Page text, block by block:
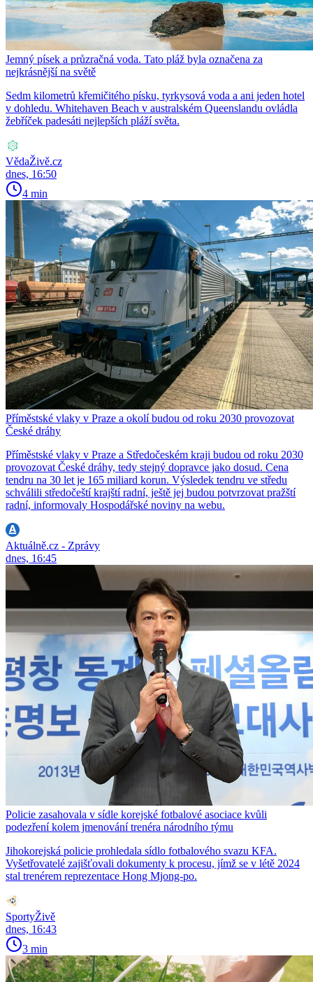
Jemný písek a průzračná voda. Tato pláž byla označena za
nejkrásnější na světě
Sedm kilometrů křemičitého písku, tyrkysová voda a ani jeden hotel
v dohledu. Whitehaven Beach v australském Queenslandu ovládla
žebříček padesáti nejlepších pláží světa.
VědaŽivě.cz
dnes, 16:50
4 min
Příměstské vlaky v Praze a okolí budou od roku 2030 provozovat
České dráhy
Příměstské vlaky v Praze a Středočeském kraji budou od roku 2030
provozovat České dráhy, tedy stejný dopravce jako dosud. Cena
tendru na 30 let je 165 miliard korun. Výsledek tendru ve středu
schválili středočeští krajští radní, ještě jej budou potvrzovat pražští
radní, informovaly Hospodářské noviny na webu.
Aktuálně.cz - Zprávy
dnes, 16:45
Policie zasahovala v sídle korejské fotbalové asociace kvůli
podezření kolem jmenování trenéra národního týmu
Jihokorejská policie prohledala sídlo fotbalového svazu KFA.
Vyšetřovatelé zajišťovali dokumenty k procesu, jímž se v létě 2024
stal trenérem reprezentace Hong Mjong-po.
SportyŽivě
dnes, 16:43
3 min